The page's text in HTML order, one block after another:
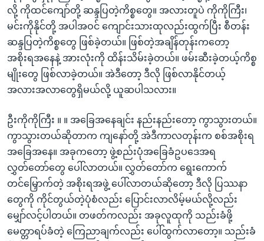
လို့ ကိုထင်ကျော်တို့ ဆန္ဒပြတဲ့ကိစ္စတွေ။ အလားတူပဲ ကိုကိုကြီး၊
မင်းကိုနိုင်တို့ အပါအဝင် ကျောင်းသားထုလည်းထွက်ပြီး စီတန်း
ဆန္ဒပြတဲ့ကိစ္စတွေ ဖြစ်ခဲ့တယ်။ ဖြစ်တဲ့အချိန်တုန်းကတော့
အစိုးရအနေနဲ့ အားလုံးကို ထိန်းသိမ်းခဲ့တယ်။ ဖမ်းဆီးခဲ့တယ့်ကိစ္စ
မျိုးတွေ ဖြစ်လာခဲ့တယ်။ အဲဒီတော့ ဒီလို ဖြစ်လာနိုင်တယ့်
အလားအလာတွေရှိမယ်လို့ ယူဆပါသလား။
ဦးကိုကိုကြီး ။ ။ အခြေအနေချင်း နည်းနည်းတော့ ကွာသွားတယ်။
ကွာသွားတယ်ဆိုတာက ကျနော်တို့ အဲဒီကာလတုန်းက စစ်အစိုးရ
အခြေအနေ။ အခုကတော့ ဖွဲ့စည်းပုံအခြေခံဥပဒေအရ
လွှတ်တော်တွေ ပေါ်လာတယ်။ လွှတ်တော်က ရွေးကောက်
တင်မြှောက်တဲ့ အစိုးရအဖွဲ့ ပေါ်လာတယ်ဆိုတော့ ဒီလို ပြဿနာ
တွေကို ကိုင်တွယ်တဲ့ပုံစံလည်း ပြောင်းလာလိမ့်မယ်လို့လည်း
မျှော်လင့်ပါတယ်။ တဖတ်ကလည်း အခုလူထုကို သည်းခံဖို့
မေတ္တာရပ်ခံတဲ့ ကြေညာချက်လည်း ပေါ်ထွက်လာတော့။ သည်းခံ